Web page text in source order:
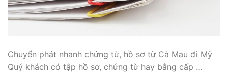
Chuyển phát nhanh chứng từ, hồ sơ từ Cà Mau đi Mỹ
Quý khách có tập hồ sơ, chứng từ hay bằng cấp …